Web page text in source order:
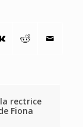
rectrice
Fiona